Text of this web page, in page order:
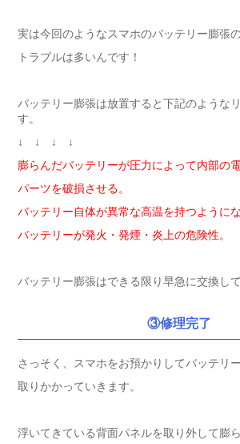
実は今回のようなスマホのバッテリー膨張
トラブルは多いんです！
バッテリー膨張は放置すると下記のような
す。
↓ ↓ ↓ ↓
膨らんだバッテリーが圧力によって内部の
パーツを破損させる。
バッテリー自体が異常な高温を持つようにな
バッテリーが発火・発煙・炎上の危険性。
バッテリー膨張はできる限り早急に交換し
③修理完了
さっそく、スマホをお預かりしてバッテリ
取りかかっていきます。
浮いてきている背面パネルを取り外して膨